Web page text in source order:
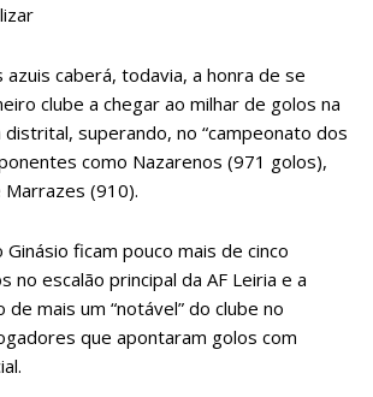
azuis caberá, todavia, a honra de se
clube a chegar ao milhar de golos na
superando, no “campeonato dos
como Nazarenos (971 golos),
Marrazes (910).
ficam pouco mais de cinco
no escalão principal da AF Leiria e a
de mais um “notável” do clube no
que apontaram golos com